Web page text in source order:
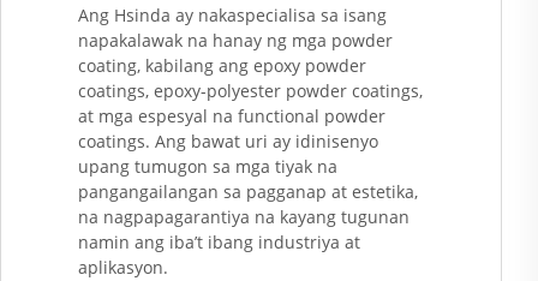
Ang Hsinda ay nakaspecialisa sa isang
napakalawak na hanay ng mga powder
coating, kabilang ang epoxy powder
coatings, epoxy-polyester powder coatings,
at mga espesyal na functional powder
coatings. Ang bawat uri ay idinisenyo
upang tumugon sa mga tiyak na
pangangailangan sa pagganap at estetika,
na nagpapagarantiya na kayang tugunan
namin ang iba’t ibang industriya at
aplikasyon.